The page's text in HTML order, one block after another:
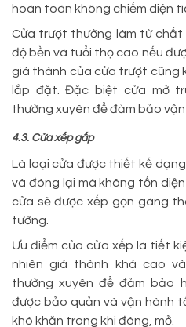
hoàn toàn không chiếm diện
Cửa trượt thường làm từ chất
độ bền và tuổi thọ cao nếu
giá thành của cửa trượt cũng
lắp đặt. Đặc biệt cửa mở
thường xuyên để đảm bảo
4.3. Cửa xếp gấp
Là loại cửa được thiết kế
và đóng lại mà không tốn
cửa sẽ được xếp gọn gàng
tường.
Ưu điểm của cửa xếp là tiết
nhiên giá thành khá cao
thường xuyên để đảm bảo
được bảo quản và vận hành
khó khăn trong khi đóng, mở.